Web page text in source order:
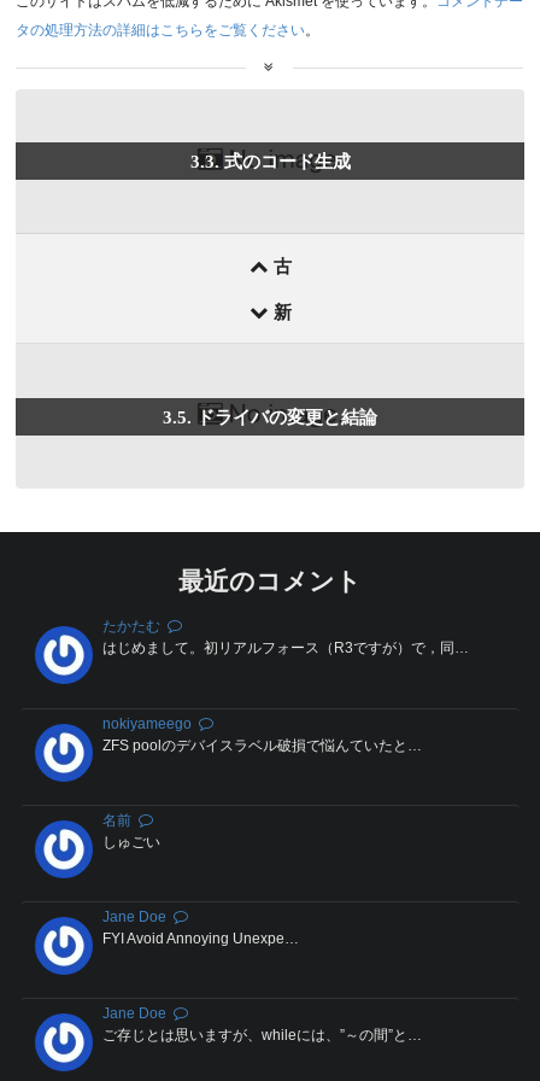
タの処理方法の詳細はこちらをご覧ください。
前
記
3.3. 式のコード生成
古
新
3.5. ドライバの変更と結論
最近のコメント
たかたむ
はじめまして。初リアルフォース（R3ですが）で，同…
nokiyameego
ZFS poolのデバイスラベル破損で悩んていたと…
名前
しゅごい
Jane Doe
FYI Avoid Annoying Unexpe…
Jane Doe
ご存じとは思いますが、whileには、”～の間”と…